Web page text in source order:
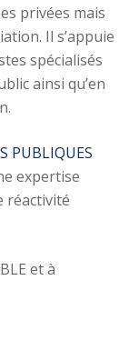
privées mais
Il s’appuie
spécialisés
ainsi qu’en
PUBLIQUES
expertise
réactivité
et à